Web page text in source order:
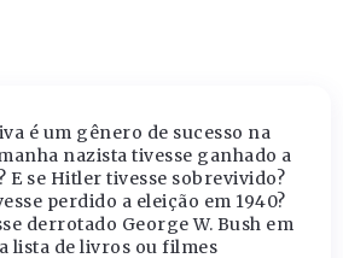
é um gênero de sucesso na
nazista tivesse ganhado a
E se Hitler tivesse sobrevivido?
perdido a eleição em 1940?
derrotado George W. Bush em
lista de livros ou filmes